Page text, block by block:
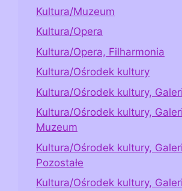
Kultura/Muzeum
Kultura/Opera
Kultura/Opera, Filharmonia
Kultura/Ośrodek kultury
Kultura/Ośrodek kultury,
Kultura/Ośrodek kultury,
Muzeum
Kultura/Ośrodek kultury,
Pozostałe
Kultura/Ośrodek kultury,